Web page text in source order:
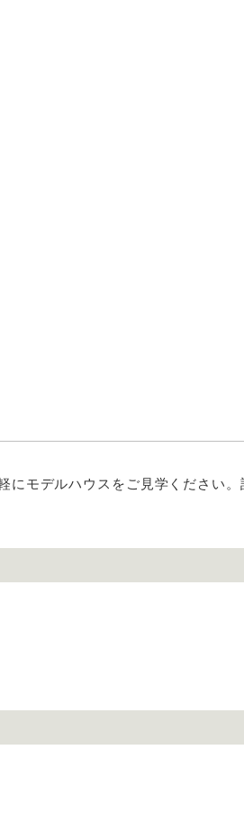
モデルハウスをご見学ください